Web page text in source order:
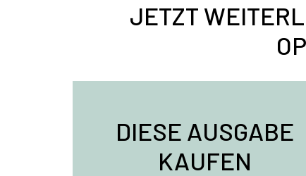
JETZT
DIESE AUSGABE
KAUFEN